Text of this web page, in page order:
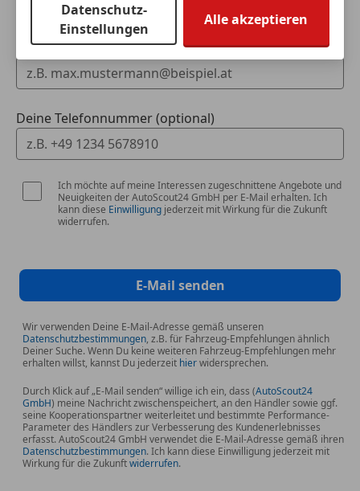
Deine E-Mail
Deine Telefonnummer (optional)
Ich möchte auf meine Interessen zugeschnittene Angebote und
Neuigkeiten der AutoScout24 GmbH per E-Mail erhalten. Ich
kann diese Einwilligung jederzeit mit Wirkung für die Zukunft
widerrufen.
E-Mail senden
Wir verwenden Deine E-Mail-Adresse gemäß unseren
Datenschutzbestimmungen, z.B. für Fahrzeug-Empfehlungen ähnlich
Deiner Suche. Wenn Du keine weiteren Fahrzeug-Empfehlungen mehr
erhalten willst, kannst Du jederzeit hierwidersprechen.
Durch Klick auf „E-Mail senden“ willige ich ein, dass (AutoScout24
GmbH) meine Nachricht zwischenspeichert, an den Händler sowie ggf.
seine Kooperationspartner weiterleitet und bestimmte Performance-
Parameter des Händlers zur Verbesserung des Kundenerlebnisses
erfasst. AutoScout24 GmbH verwendet die E-Mail-Adresse gemäß ihren
Datenschutzbestimmungen. Ich kann diese Einwilligung jederzeit mit
Wirkung für die Zukunftwiderrufen.
Datenschutz-
Einstellungen
Alle akzeptieren